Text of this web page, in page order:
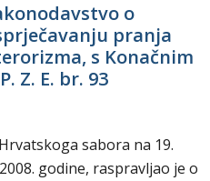
o
pranja
s Konačnim
Z. E. br. 93
sabora na 19.
godine, raspravljao je o